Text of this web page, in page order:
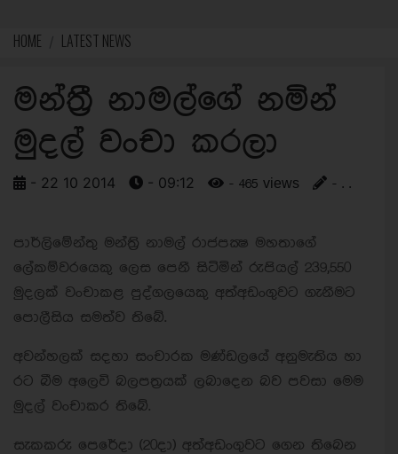
HOME LATEST NEWS
මන්ත්‍රී නාමල්ගේ නමින්
මුදල් වංචා කරලා
- 22 10 2014 - 09:12 - 465 views - . .
පාර්ලිමේන්තු මන්ත‍්‍රි නාමල් රාජපක්‍ෂ මහතාගේ
ලේකම්වරයෙකු ලෙස පෙනී සිටිමින් රුපියල් 239,550
මුදලක් වංචාකළ පුද්ගලයෙකු අත්අඩංගුවට ගැනීමට
පොලීසිය සමත්ව තිබේ.
අවන්හලක් සදහා සංචාරක මණ්ඩලයේ අනුමැතිය හා
රට බීම අලෙවි බලපත‍්‍රයක් ලබාදෙන බව පවසා මෙම
මුදල් වංචාකර තිබේ.
සැකකරු පෙරේදා (20දා) අත්අඩංගුවට ගෙන තිබෙන